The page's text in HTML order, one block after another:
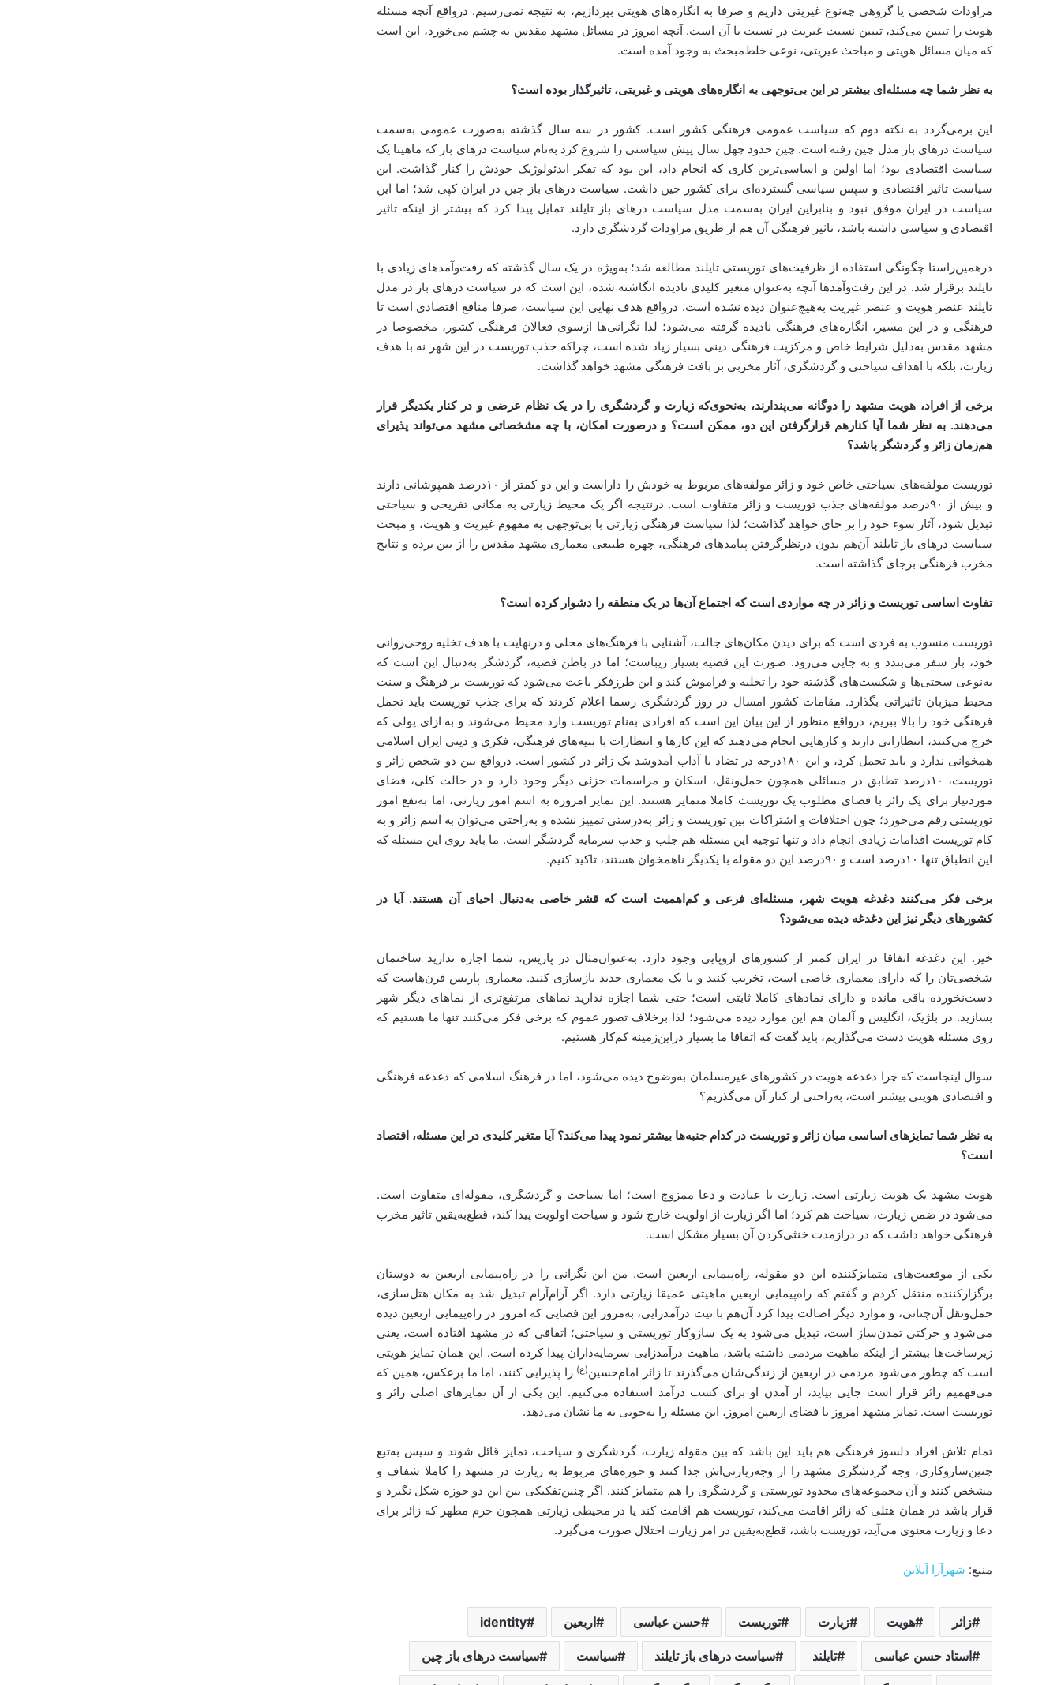
مراودات شخصی یا گروهی چه‌نوع غیریتی داریم و صرفا به انگاره‌های هویتی بپردازیم، به نتیجه نمی‌رسیم. درواقع آنچه مسئله
هویت را تبیین می‌کند، تبیین نسبت غیریت در نسبت با آن است. آنچه امروز در مسائل مشهد مقدس به چشم می‌خورد، این است
که میان مسائل هویتی و مباحث غیریتی، نوعی خلط‌مبحث به وجود آمده است.
به نظر شما چه مسئله‌ای بیشتر در این بی‌توجهی به انگاره‌های هویتی و غیریتی، تاثیرگذار بوده است؟
این برمی‌گردد به نکته دوم که سیاست عمومی‌ فرهنگی کشور است. کشور در سه سال گذشته به‌صورت عمومی‌ به‌سمت
سیاست درهای باز مدل چین رفته است. چین حدود چهل سال پیش سیاستی را شروع کرد به‌نام سیاست درهای باز که ماهیتا یک
سیاست اقتصادی بود؛ اما اولین و اساسی‌ترین کاری که انجام داد، این بود که تفکر ایدئولوژیک خودش را کنار گذاشت. این
سیاست تاثیر اقتصادی و سپس سیاسی گسترده‌ای برای کشور چین داشت. سیاست درهای باز چین در ایران کپی شد؛ اما این
سیاست در ایران موفق نبود و بنابراین ایران به‌سمت مدل سیاست درهای باز تایلند تمایل پیدا کرد که بیشتر از اینکه تاثیر
اقتصادی و سیاسی داشته باشد، تاثیر فرهنگی آن هم از طریق مراودات گردشگری دارد.
در‌همین‌راستا چگونگی استفاده از ظرفیت‌های توریستی تایلند مطالعه شد؛ به‌ویژه در یک سال گذشته که رفت‌وآمد‌های زیادی با
تایلند برقرار شد. در این رفت‌وآمد‌ها آنچه به‌عنوان متغیر کلیدی نادیده انگاشته شده، این است که در سیاست درهای باز در مدل
تایلند عنصر هویت و عنصر غیریت به‌هیچ‌عنوان دیده نشده است. درواقع هدف نهایی این سیاست، صرفا منافع اقتصادی است تا
فرهنگی و در این مسیر، انگاره‌های فرهنگی نادیده گرفته می‌شود؛ لذا نگرانی‌ها ازسوی فعالان فرهنگی کشور، مخصوصا در
مشهد مقدس به‌دلیل شرایط خاص و مرکزیت فرهنگی دینی بسیار زیاد شده است، چراکه جذب توریست در این شهر نه با هدف
زیارت، بلکه با اهداف سیاحتی و گردشگری، آثار مخربی بر بافت فرهنگی مشهد خواهد گذاشت.
برخی از افراد، هویت مشهد را دوگانه می‌پندارند، به‌نحوی‌که زیارت و گردشگری را در یک نظام عرضی و در کنار یکدیگر قرار
می‌دهند. به نظر شما آیا کنارهم قرار‌گرفتن این دو، ممکن است؟ و درصورت امکان، با چه مشخصاتی مشهد می‌تواند پذیرای
هم‌زمان زائر و گردشگر باشد؟
توریست مولفه‌های سیاحتی خاص خود و زائر مولفه‌های مربوط به خودش را داراست و این دو کمتر از ۱۰درصد همپوشانی دارند
و بیش از ۹۰درصد مولفه‌های جذب توریست و زائر متفاوت است. درنتیجه اگر یک محیط زیارتی به مکانی تفریحی و سیاحتی
تبدیل شود، آثار سوء خود را بر جای خواهد گذاشت؛ لذا سیاست فرهنگی زیارتی با بی‌توجهی به مفهوم غیریت و هویت، و مبحث
سیاست درهای باز تایلند آن‌هم بدون درنظر‌گرفتن پیامدهای فرهنگی، چهره طبیعی معماری مشهد مقدس را از بین برده و نتایج
مخرب فرهنگی برجای گذاشته است.
تفاوت اساسی توریست و زائر در چه مواردی است که اجتماع آن‌ها در یک منطقه را دشوار کرده است؟
توریست منسوب به فردی است که برای دیدن مکان‌های جالب، آشنایی با فرهنگ‌های محلی و درنهایت با هدف تخلیه روحی‌روانی
خود، بار سفر می‌بندد و به جایی می‌رود. صورت این قضیه بسیار زیباست؛ اما در باطن قضیه، گردشگر به‌دنبال این است که
به‌نوعی سختی‌ها و شکست‌های گذشته خود را تخلیه و فراموش کند و این طرزفکر باعث می‌شود که توریست بر فرهنگ و سنت
محیط میزبان تاثیراتی بگذارد. مقامات کشور امسال در روز گردشگری رسما اعلام کردند که برای جذب توریست باید تحمل
فرهنگی خود را بالا ببریم، درواقع منظور از این بیان این است که افرادی به‌نام توریست وارد محیط می‌شوند و به ازای پولی که
خرج می‌کنند، انتظاراتی دارند و کارهایی انجام می‌دهند که این کارها و انتظارات با بنیه‌های فرهنگی، فکری و دینی ایران اسلامی‌
همخوانی ندارد و باید تحمل کرد، و این ۱۸۰درجه در تضاد با آداب آمد‌وشد یک زائر در کشور است. درواقع بین دو شخص زائر و
توریست، ۱۰درصد تطابق در مسائلی همچون حمل‌ونقل، اسکان و مراسمات جزئی دیگر وجود دارد و در حالت کلی، فضای
موردنیاز برای یک زائر با فضای مطلوب یک توریست کاملا متمایز هستند. این تمایز امروزه به اسم امور زیارتی، اما به‌نفع امور
توریستی رقم می‌خورد؛ چون اختلافات و اشتراکات بین توریست و زائر به‌درستی تمییز نشده و به‌راحتی می‌توان به اسم زائر و به
کام توریست اقدامات زیادی انجام داد و تنها توجیه این مسئله هم جلب و جذب سرمایه گردشگر است. ما باید روی این مسئله که
این انطباق تنها ۱۰درصد است و ۹۰درصد این دو مقوله با یکدیگر ناهمخوان هستند، تاکید کنیم.
برخی فکر می‌کنند دغدغه هویت شهر، مسئله‌ای فرعی و کم‌اهمیت است که قشر خاصی به‌دنبال احیای آن هستند. آیا در
کشورهای دیگر نیز این دغدغه دیده می‌شود؟
خیر. این دغدغه اتفاقا در ایران کمتر از کشورهای اروپایی وجود دارد. به‌عنوان‌مثال در پاریس، شما اجازه ندارید ساختمان
شخصی‌تان را که دارای معماری خاصی است، تخریب کنید و با یک معماری جدید بازسازی کنید. معماری پاریس قرن‌هاست که
دست‌نخورده باقی مانده و دارای نمادهای کاملا ثابتی است؛ حتی شما اجازه ندارید نماهای مرتفع‌تری از نماهای دیگر شهر
بسازید. در بلژیک، انگلیس و آلمان هم این موارد دیده می‌شود؛ لذا برخلاف تصور عموم که برخی فکر می‌کنند تنها ما هستیم که
روی مسئله هویت دست می‌گذاریم، باید گفت که اتفاقا ما بسیار دراین‌‌زمینه کم‌کار هستیم.
سوال اینجاست که چرا دغدغه هویت در کشورهای غیرمسلمان به‌وضوح دیده می‌شود، اما در فرهنگ اسلامی‌ که دغدغه فرهنگی
و اقتصادی هویتی بیشتر است، به‌راحتی از کنار آن می‌گذریم؟
به نظر شما تمایزهای اساسی میان زائر و توریست در کدام جنبه‌ها بیشتر نمود پیدا می‌کند؟ آیا متغیر کلیدی در این مسئله، اقتصاد
است؟
هویت مشهد یک هویت زیارتی است. زیارت با عبادت و دعا ممزوج است؛ اما سیاحت و گردشگری، مقوله‌ای متفاوت است.
می‌شود در ضمن زیارت، سیاحت هم کرد؛ اما اگر زیارت از اولویت خارج شود و سیاحت اولویت پیدا کند، قطع‌به‌یقین تاثیر مخرب
فرهنگی خواهد داشت که در درازمدت خنثی‌کردن آن بسیار مشکل است.
یکی از موقعیت‌های متمایزکننده این دو مقوله، راه‌پیمایی اربعین است. من این نگرانی را در راه‌پیمایی اربعین به دوستان
برگزارکننده منتقل کردم و گفتم که راه‌پیمایی اربعین ماهیتی عمیقا زیارتی دارد. اگر آرام‌آرام تبدیل شد به مکان هتل‌سازی،
حمل‌ونقل آن‌چنانی، و موارد دیگر اصالت پیدا کرد آن‌هم با نیت درآمدزایی، به‌مرور این فضایی که امروز در راه‌پیمایی اربعین دیده
می‌شود و حرکتی تمدن‌ساز است، تبدیل می‌شود به یک ساز‌وکار توریستی و سیاحتی؛ اتفاقی که در مشهد افتاده است، یعنی
زیرساخت‌ها بیشتر از اینکه ماهیت مردمی‌ داشته باشد، ماهیت درآمدزایی سرمایه‌داران پیدا کرده است. این همان تمایز هویتی
است که چطور می‌شود مردمی‌ در اربعین از زندگی‌شان می‌گذرند تا زائر امام‌حسین(ع) را پذیرایی کنند، اما ما برعکس، همین که
می‌فهمیم زائر قرار است جایی بیاید، از آمدن او برای کسب درآمد استفاده می‌کنیم. این یکی از آن تمایزهای اصلی زائر و
توریست است. تمایز مشهد امروز با فضای اربعین امروز، این مسئله را به‌خوبی به ما نشان می‌دهد.
تمام تلاش افراد دلسوز فرهنگی هم باید این باشد که بین مقوله زیارت، گردشگری و سیاحت، تمایز قائل شوند و سپس به‌تبع
چنین‌ساز‌وکاری، وجه گردشگری مشهد را از وجه‌زیارتی‌اش جدا کنند و حوزه‌های مربوط به زیارت در مشهد را کاملا شفاف و
مشخص کنند و آن مجموعه‌های محدود توریستی و گردشگری را هم متمایز کنند. اگر چنین‌تفکیکی بین این دو حوزه شکل نگیرد و
قرار باشد در همان هتلی که زائر اقامت می‌کند، توریست هم اقامت کند یا در محیطی زیارتی همچون حرم مطهر که زائر برای
دعا و زیارت معنوی می‌‌آید، توریست باشد، قطع‌به‌یقین در امر زیارت اختلال صورت می‌گیرد.
منبع: شهرآرا آنلاین
زائر هویت زیارت توریست حسن عباسی اربعین identity
استاد حسن عباسی تایلند سیاست درهای باز تایلند سیاست سیاست درهای باز چین